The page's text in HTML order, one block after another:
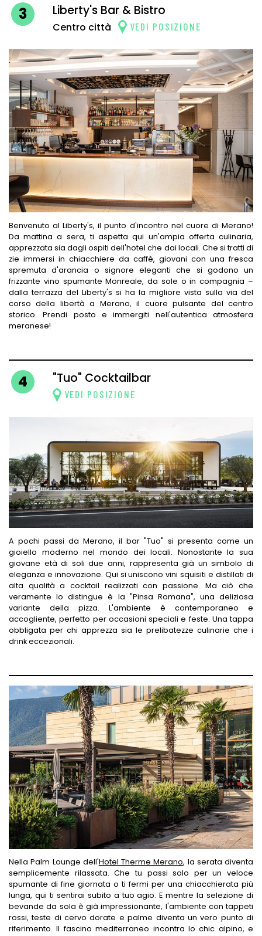
3 Liberty's Bar & Bistro
Centro città VEDI POSIZIONE
Benvenuto al Liberty's, il punto d'incontro nel cuore di Merano!
Da mattina a sera, ti aspetta qui un'ampia offerta culinaria,
apprezzata sia dagli ospiti dell'hotel che dai locali. Che si tratti di
zie immersi in chiacchiere da caffè, giovani con una fresca
spremuta d'arancia o signore eleganti che si godono un
frizzante vino spumante Monreale, da sole o in compagnia –
dalla terrazza del Liberty's si ha la migliore vista sulla via del
corso della libertà a Merano, il cuore pulsante del centro
storico. Prendi posto e immergiti nell'autentica atmosfera
meranese!
4 "Tuo" Cocktailbar
VEDI POSIZIONE
A pochi passi da Merano, il bar "Tuo" si presenta come un
gioiello moderno nel mondo dei locali. Nonostante la sua
giovane età di soli due anni, rappresenta già un simbolo di
eleganza e innovazione. Qui si uniscono vini squisiti e distillati di
alta qualità a cocktail realizzati con passione. Ma ciò che
veramente lo distingue è la "Pinsa Romana", una deliziosa
variante della pizza. L'ambiente è contemporaneo e
accogliente, perfetto per occasioni speciali e feste. Una tappa
obbligata per chi apprezza sia le prelibatezze culinarie che i
drink eccezionali.
Nella Palm Lounge dell'Hotel Therme Merano, la serata diventa
semplicemente rilassata. Che tu passi solo per un veloce
spumante di fine giornata o ti fermi per una chiacchierata più
lunga, qui ti sentirai subito a tuo agio. E mentre la selezione di
bevande da sola è già impressionante, l'ambiente con tappeti
rossi, teste di cervo dorate e palme diventa un vero punto di
riferimento. Il fascino mediterraneo incontra lo chic alpino, e